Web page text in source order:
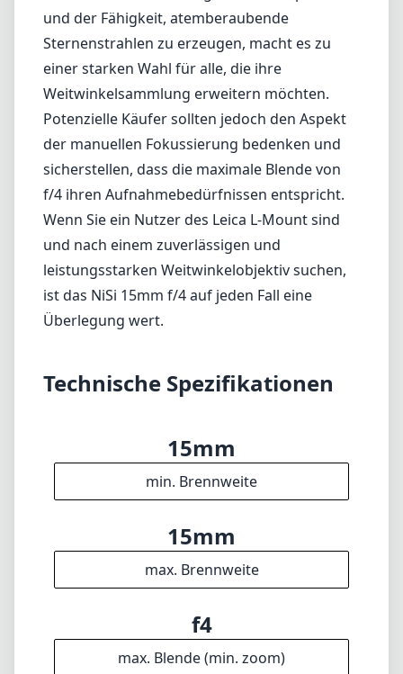
und nach einem zuverlässigen und
leistungsstarken Weitwinkelobjektiv suchen,
ist das NiSi 15mm f/4 auf jeden Fall eine
Überlegung wert.
Technische Spezifikationen
15mm
min. Brennweite
15mm
f4
f4
72mm
20cm